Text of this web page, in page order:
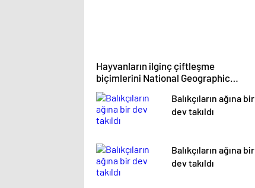
Hayvanların ilginç çiftleşme
biçimlerini National Geographic
görüntüledi.
Balıkçıların ağına bir
dev takıldı
Balıkçıların ağına bir
dev takıldı